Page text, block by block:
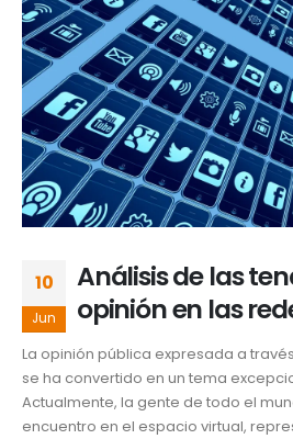
10
Jun
Análisis de las
opinión en las
La opinión pública expresada a
se ha convertido en un tema
Actualmente, la gente de todo el
encuentro en el espacio virtual,